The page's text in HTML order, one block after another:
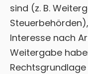
sind (z. B.
Interesse nach
Weitergabe